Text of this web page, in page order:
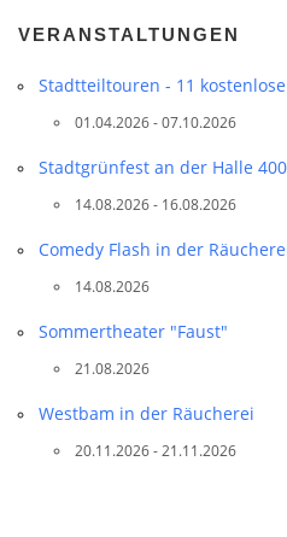
VERANSTALTUNGEN
Stadtteil­touren - 11
01.04.2026 - 07.10.2026
Stadtgrünfest an der Halle 400
14.08.2026 - 16.08.2026
Comedy Flash in der
14.08.2026
Sommertheater "Faust"
21.08.2026
Westbam in der Räucherei
20.11.2026 - 21.11.2026